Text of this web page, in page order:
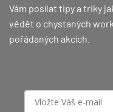
Vám posílat tipy a triky
vědět o chystaných
pořádaných akcích.